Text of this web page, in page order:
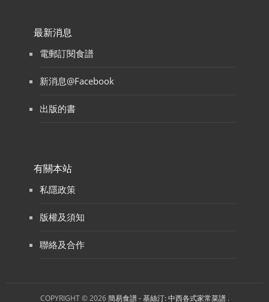
最新消息
電郵訂閱食譜
新消息@Facebook
出版的書
有關本站
私隱政策
版權及須知
聯絡及合作
COPYRIGHT © 2026簡易食譜 - 基絲汀: 中西各式家常菜譜 .